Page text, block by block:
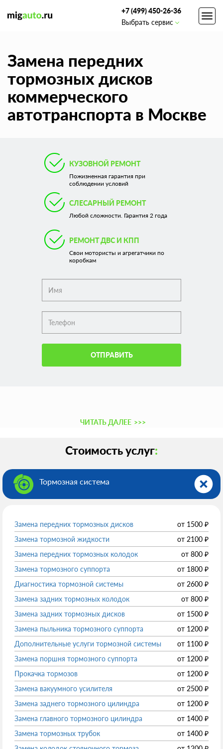
+7 (499) 450-26-36
Выбрать сервис
Замена передних
тормозных дисков
коммерческого
автотранспорта в Москве
КУЗОВНОЙ РЕМОНТ
Пожизненная гарантия при
соблюдении условий
СЛЕСАРНЫЙ РЕМОНТ
Любой сложности. Гарантия 2 года
РЕМОНТ ДВС И КПП
Свои мотористы и агрегатчики по
коробкам
ОТПРАВИТЬ
ЧИТАТЬ ДАЛЕЕ >>>
Стоимость услуг:
Тормозная система
Замена передних тормозных дисков от 1500 ₽
Замена тормозной жидкости
от 2100 ₽
Замена передних тормозных колодок
от 800 ₽
Замена тормозного суппорта
от 1800 ₽
Диагностика тормозной системы
от 2600 ₽
Замена задних тормозных колодок
от 800 ₽
Замена задних тормозных дисков
от 1500 ₽
Замена пыльника тормозного суппорта
от 1200 ₽
Дополнительные услуги тормозной системы
от 1100 ₽
Замена поршня тормозного суппорта
от 1200 ₽
Прокачка тормозов
от 1200 ₽
Замена вакуумного усилителя
от 2500 ₽
Замена заднего тормозного цилиндра
от 1200 ₽
Замена главного тормозного цилиндра
от 1400 ₽
Замена тормозных трубок
от 1400 ₽